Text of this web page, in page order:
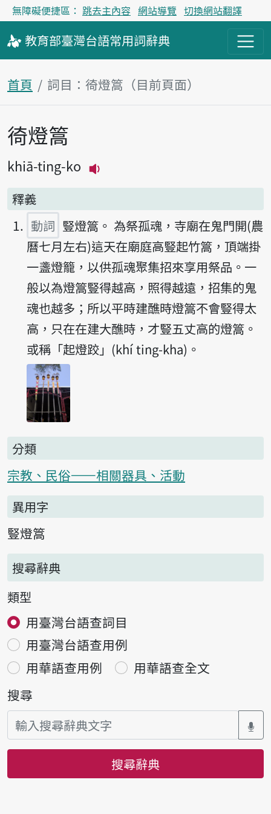
無障礙便捷區： 跳去主內容 網站導覽 切換網站翻譯
教育部臺灣台語常用詞辭典
首頁 詞目：徛燈篙（目前頁面）
主內容區塊
徛燈篙
khiā-ting-ko
釋義
動詞 豎燈篙。 為祭孤魂，寺廟在鬼門開(農
曆七月左右)這天在廟庭高豎起竹篙，頂端掛
一盞燈籠，以供孤魂聚集招來享用祭品。一
般以為燈篙豎得越高，照得越遠，招集的鬼
魂也越多；所以平時建醮時燈篙不會豎得太
高，只在在建大醮時，才豎五丈高的燈篙。
或稱「起燈跤」(khí ting-kha)。
分類
宗教、民俗——相關器具、活動
異用字
豎燈篙
搜尋辭典
類型
用臺灣台語查詞目
用臺灣台語查用例
用華語查用例
用華語查全文
搜尋
搜尋辭典